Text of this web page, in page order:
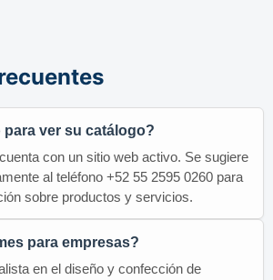
para ver su catálogo?
con un sitio web activo. Se sugiere
al teléfono +52 55 2595 0260 para
sobre productos y servicios.
para empresas?
en el diseño y confección de